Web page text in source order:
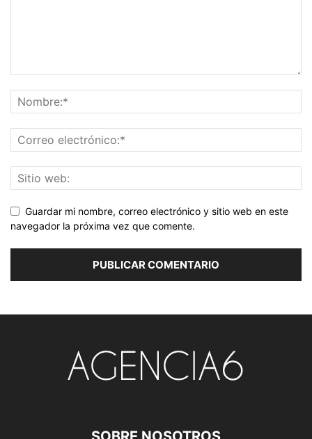
Guardar mi nombre, correo electrónico y sitio web en este
navegador la próxima vez que comente.